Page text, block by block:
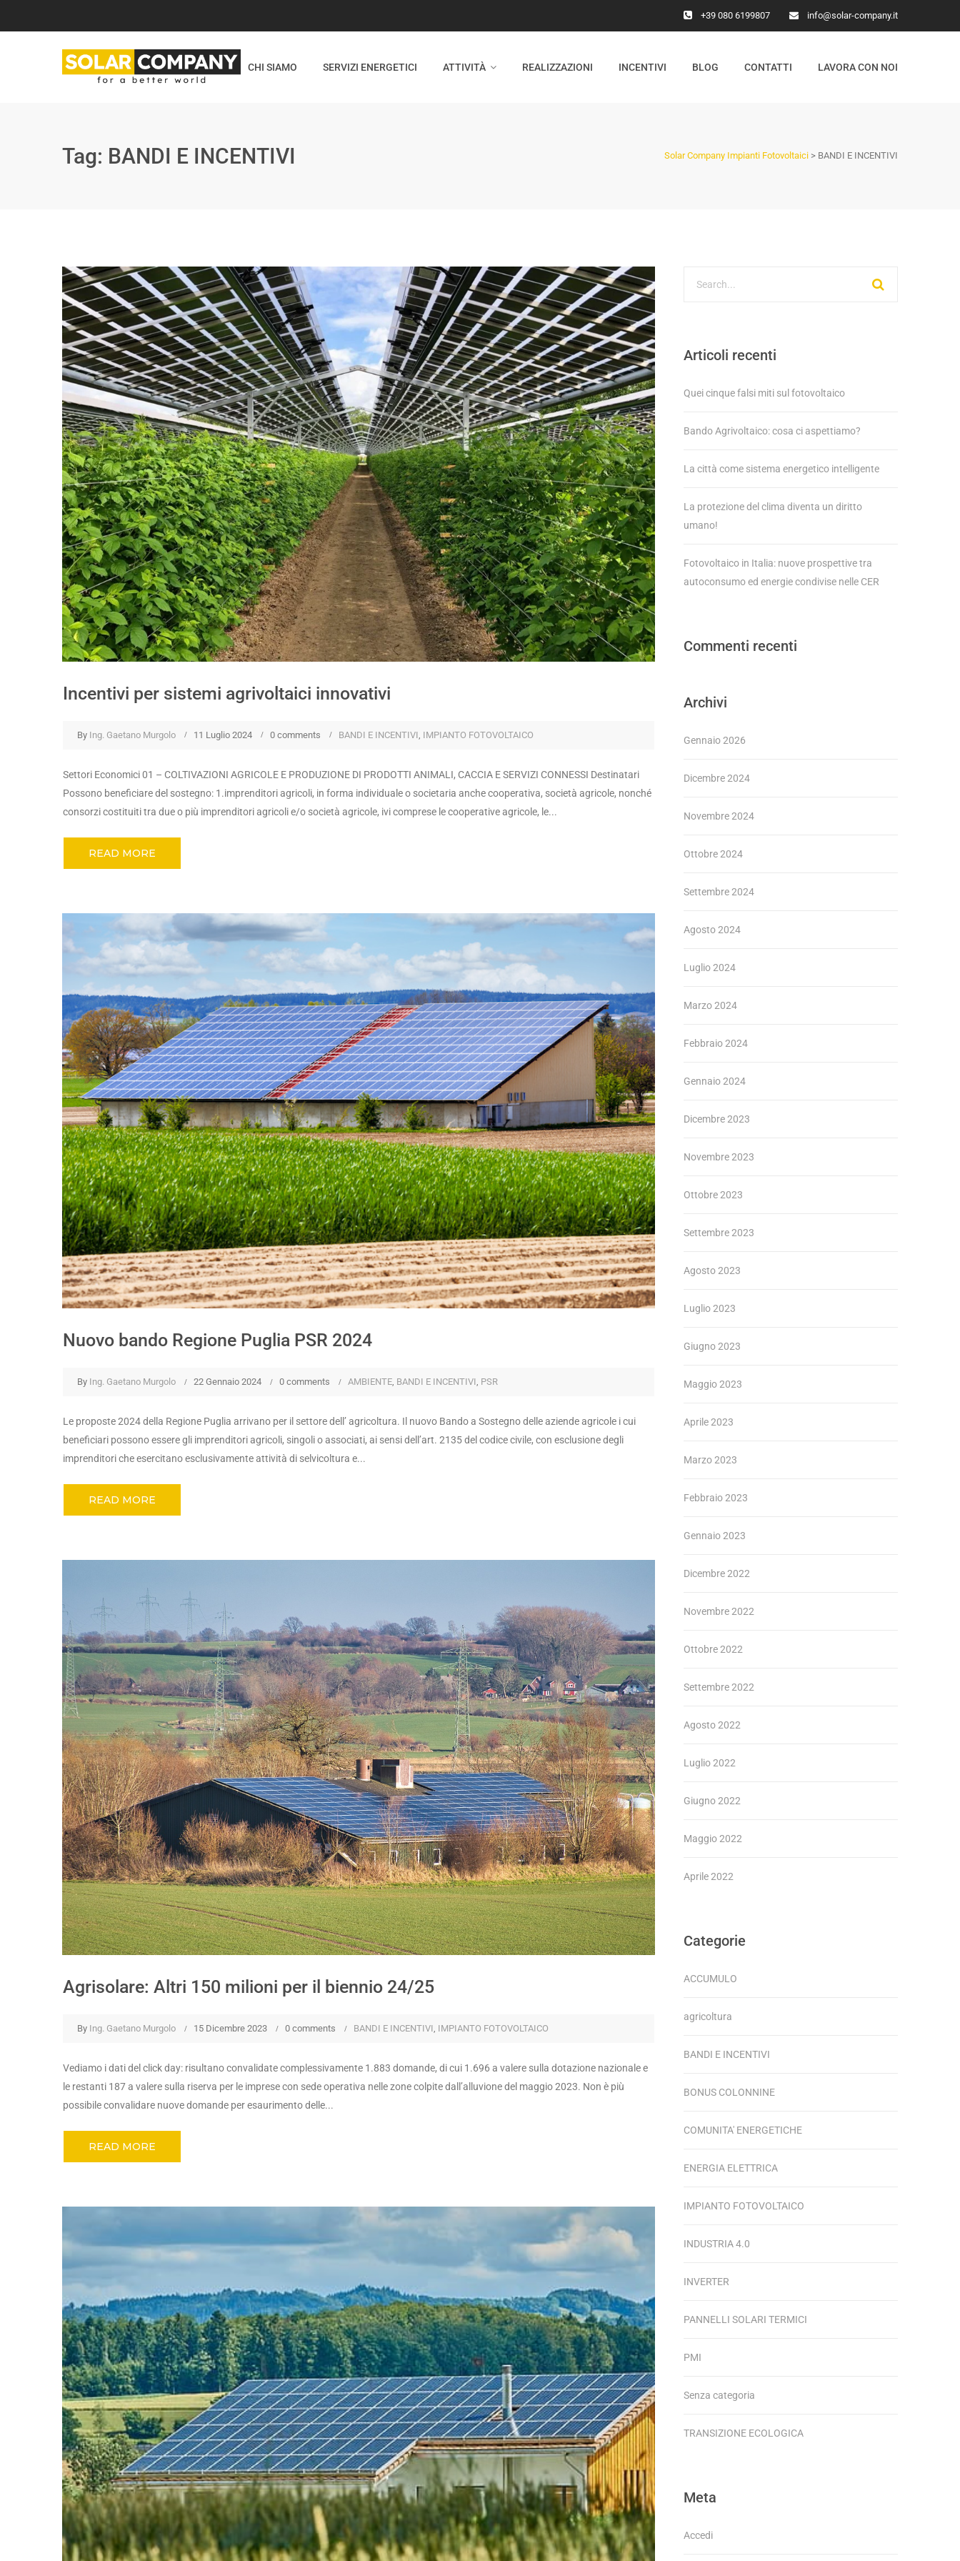
+39 080 6199807 info@solar-company.it
CHI SIAMO SERVIZI ENERGETICI ATTIVITÀ REALIZZAZIONI INCENTIVI BLOG CONTATTI LAVORA CON NOI
Tag: BANDI E INCENTIVI Solar Company Impianti Fotovoltaici > BANDI E INCENTIVI
Incentivi per sistemi agrivoltaici innovativi
By Ing. Gaetano Murgolo 11 Luglio 2024 0 comments BANDI E INCENTIVI IMPIANTO FOTOVOLTAICO
Settori Economici 01 – COLTIVAZIONI AGRICOLE E PRODUZIONE DI PRODOTTI ANIMALI, CACCIA E SERVIZI CONNESSI Destinatari
Possono beneficiare del sostegno: 1.imprenditori agricoli, in forma individuale o societaria anche cooperativa, società agricole, nonché
consorzi costituiti tra due o più imprenditori agricoli e/o società agricole, ivi comprese le cooperative agricole, le...
READ MORE
Nuovo bando Regione Puglia PSR 2024
By Ing. Gaetano Murgolo 22 Gennaio 2024 0 comments AMBIENTE, BANDI E INCENTIVI, PSR
Le proposte 2024 della Regione Puglia arrivano per il settore dell’ agricoltura. Il nuovo Bando a Sostegno delle aziende agricole i cui
beneficiari possono essere gli imprenditori agricoli, singoli o associati, ai sensi dell’art. 2135 del codice civile, con esclusione degli
imprenditori che esercitano esclusivamente attività di selvicoltura e...
READ MORE
Agrisolare: Altri 150 milioni per il biennio 24/25
By Ing. Gaetano Murgolo 15 Dicembre 2023 0 comments BANDI E INCENTIVI, IMPIANTO FOTOVOLTAICO
Vediamo i dati del click day: risultano convalidate complessivamente 1.883 domande, di cui 1.696 a valere sulla dotazione nazionale e
le restanti 187 a valere sulla riserva per le imprese con sede operativa nelle zone colpite dall’alluvione del maggio 2023. Non è più
possibile convalidare nuove domande per esaurimento delle...
READ MORE
Articoli recenti
Quei cinque falsi miti sul fotovoltaico
Bando Agrivoltaico: cosa ci aspettiamo?
La città come sistema energetico intelligente
La protezione del clima diventa un diritto
umano!
Fotovoltaico in Italia: nuove prospettive tra
autoconsumo ed energie condivise nelle CER
Commenti recenti
Archivi
Gennaio 2026
Dicembre 2024
Novembre 2024
Ottobre 2024
Settembre 2024
Agosto 2024
Luglio 2024
Marzo 2024
Febbraio 2024
Gennaio 2024
Dicembre 2023
Novembre 2023
Ottobre 2023
Settembre 2023
Agosto 2023
Luglio 2023
Giugno 2023
Maggio 2023
Aprile 2023
Marzo 2023
Febbraio 2023
Gennaio 2023
Dicembre 2022
Novembre 2022
Ottobre 2022
Settembre 2022
Agosto 2022
Luglio 2022
Giugno 2022
Maggio 2022
Aprile 2022
Categorie
ACCUMULO
agricoltura
BANDI E INCENTIVI
BONUS COLONNINE
COMUNITA' ENERGETICHE
ENERGIA ELETTRICA
IMPIANTO FOTOVOLTAICO
INDUSTRIA 4.0
INVERTER
PANNELLI SOLARI TERMICI
PMI
Senza categoria
TRANSIZIONE ECOLOGICA
Meta
Accedi